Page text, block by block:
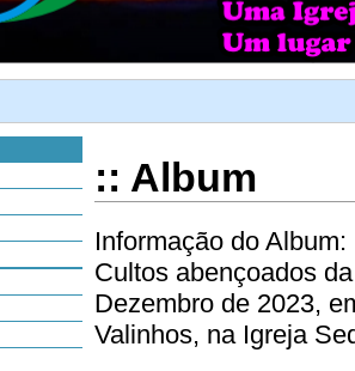
:: Album
Informação do Album:
Cultos abençoados
Dezembro de 2023,
Valinhos, na Igreja